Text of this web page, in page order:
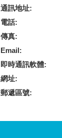
通訊地址:
電話:
傳真:
Email:
即時通訊軟體:
網址:
郵遞區號: